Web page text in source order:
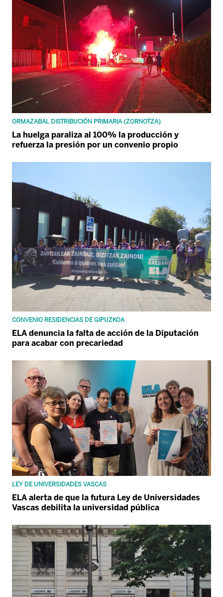
ORMAZABAL DISTRIBUCIÓN PRIMARIA (ZORNOTZA)
La huelga paraliza al 100% la producción y
refuerza la presión por un convenio propio
CONVENIO RESIDENCIAS DE GIPUZKOA
ELA denuncia la falta de acción de la Diputación
para acabar con precariedad
LEY DE UNIVERSIDADES VASCAS
ELA alerta de que la futura Ley de Universidades
Vascas debilita la universidad pública